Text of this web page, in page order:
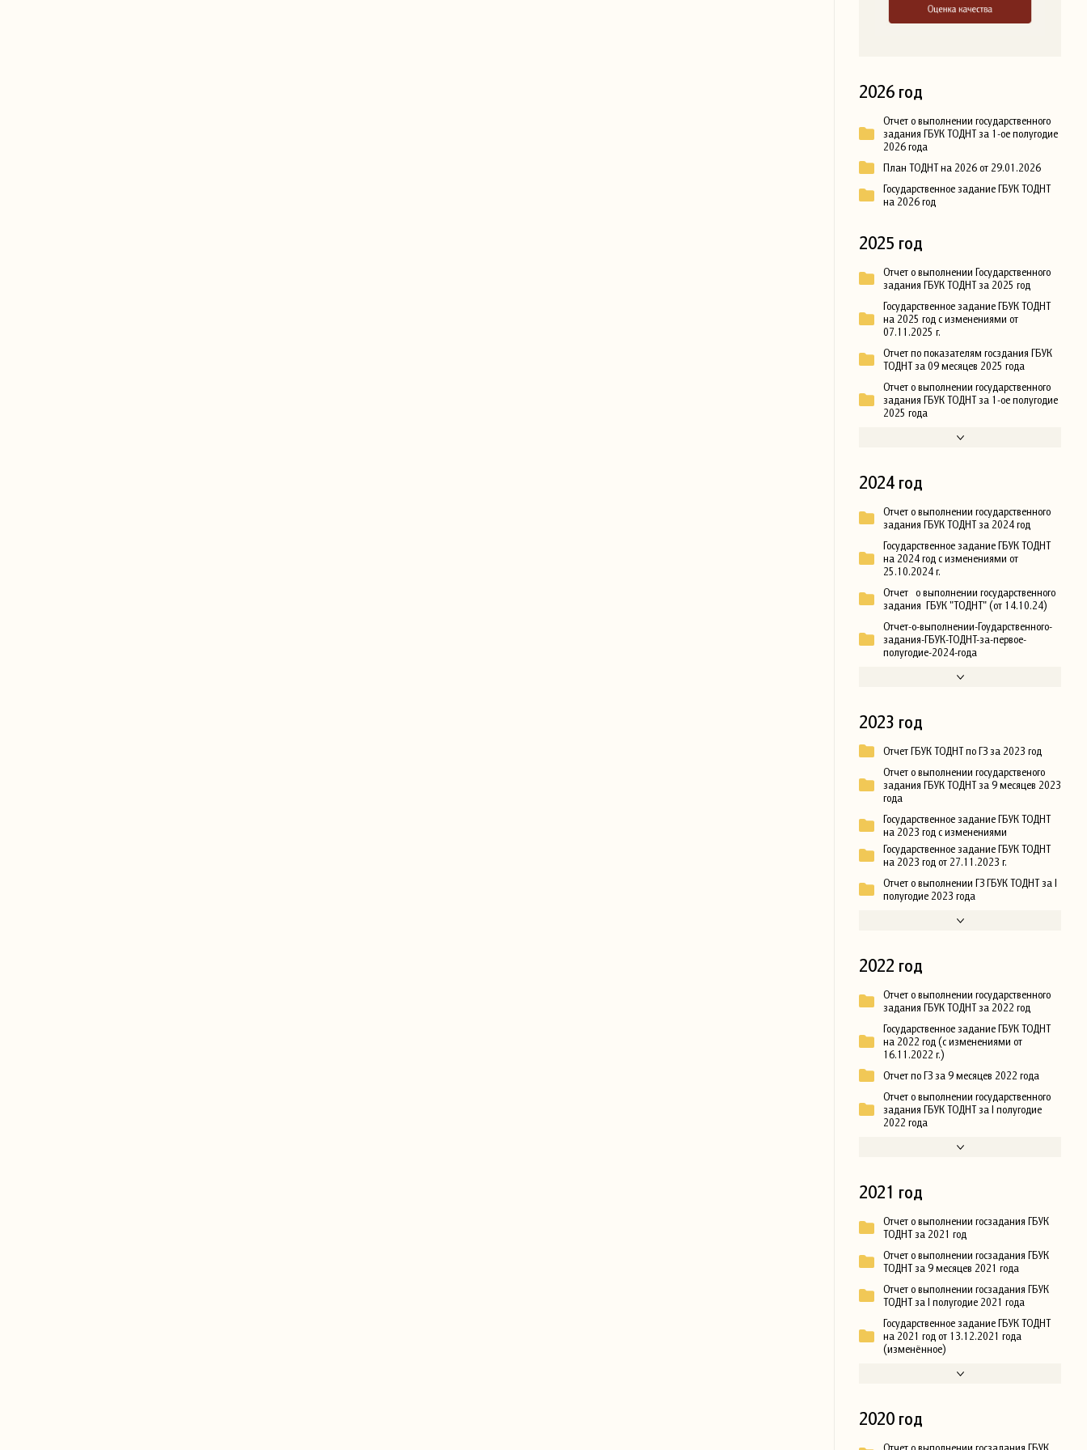
2026 год
Отчет о выполнении государственного
задания ГБУК ТОДНТ за 1-ое полугодие
2026 года
План ТОДНТ на 2026 от 29.01.2026
Государственное задание ГБУК ТОДНТ
на 2026 год
2025 год
Отчет о выполнении Государственного
задания ГБУК ТОДНТ за 2025 год
Государственное задание ГБУК ТОДНТ
на 2025 год с изменениями от
07.11.2025 г.
Отчет по показателям госздания ГБУК
ТОДНТ за 09 месяцев 2025 года
Отчет о выполнении государственного
задания ГБУК ТОДНТ за 1-ое полугодие
2025 года
2024 год
Отчет о выполнении государственного
задания ГБУК ТОДНТ за 2024 год
Государственное задание ГБУК ТОДНТ
на 2024 год с изменениями от
25.10.2024 г.
Отчет о выполнении государственного
задания ГБУК "ТОДНТ" (от 14.10.24)
Отчет-о-выполнении-Гоударственного-
задания-ГБУК-ТОДНТ-за-первое-
полугодие-2024-года
2023 год
Отчет ГБУК ТОДНТ по ГЗ за 2023 год
Отчет о выполнении государственого
задания ГБУК ТОДНТ за 9 месяцев 2023
года
Государственное задание ГБУК ТОДНТ
на 2023 год с изменениями
Государственное задание ГБУК ТОДНТ
на 2023 год от 27.11.2023 г.
Отчет о выполнении ГЗ ГБУК ТОДНТ за I
полугодие 2023 года
2022 год
Отчет о выполнении государственного
задания ГБУК ТОДНТ за 2022 год
Государственное задание ГБУК ТОДНТ
на 2022 год (с изменениями от
16.11.2022 г.)
Отчет по ГЗ за 9 месяцев 2022 года
Отчет о выполнении государственного
задания ГБУК ТОДНТ за I полугодие
2022 года
2021 год
Отчет о выполнении госзадания ГБУК
ТОДНТ за 2021 год
Отчет о выполнении госзадания ГБУК
ТОДНТ за 9 месяцев 2021 года
Отчет о выполнении госзадания ГБУК
ТОДНТ за I полугодие 2021 года
Государственное задание ГБУК ТОДНТ
на 2021 год от 13.12.2021 года
(изменённое)
2020 год